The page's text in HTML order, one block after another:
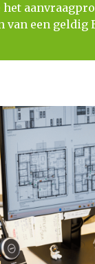
een geldig